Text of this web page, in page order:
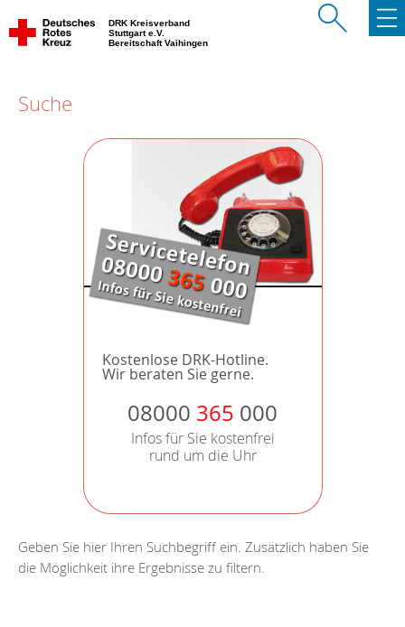
DRK Kreisverband
Stuttgart e.V.
Bereitschaft Vaihingen
Suche
Kostenlose DRK-Hotline.
Wir beraten Sie gerne.
08000 365 000
Infos für Sie kostenfrei
rund um die Uhr
Geben Sie hier Ihren Suchbegriff ein. Zusätzlich haben Sie
die Möglichkeit ihre Ergebnisse zu filtern.